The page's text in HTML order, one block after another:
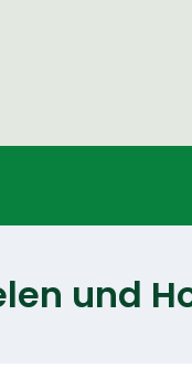
und